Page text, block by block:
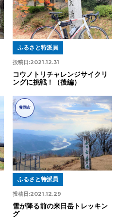
投稿日:2021.12.31
ふるさと特派員
コウノトリチャレンジサイクリ
ングに挑戦！（後編）
豊岡市
投稿日:2021.12.29
ふるさと特派員
雪が降る前の来日岳トレッキン
グ